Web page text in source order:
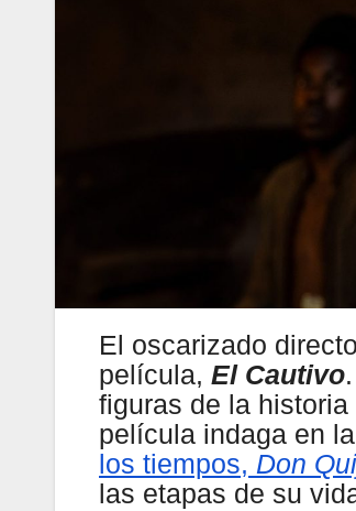
El oscarizado
película, El Cautivo
figuras de la
película indaga en
los tiempos, Don
las etapas de su